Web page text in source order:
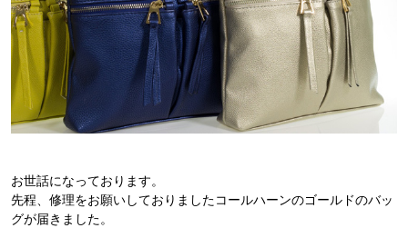
お世話になっております。
先程、修理をお願いしておりましたコールハーンのゴールドのバッ
グが届きました。